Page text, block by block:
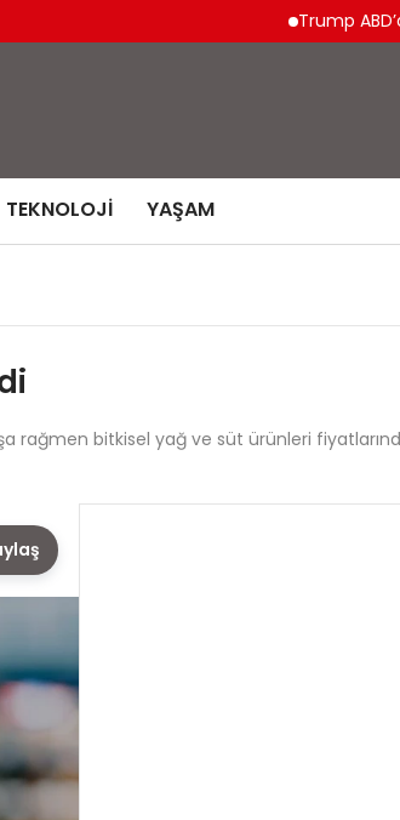
Trump ABD’de
TEKNOLOJI YAŞAM
rağmen bitkisel yağ ve süt ürünleri